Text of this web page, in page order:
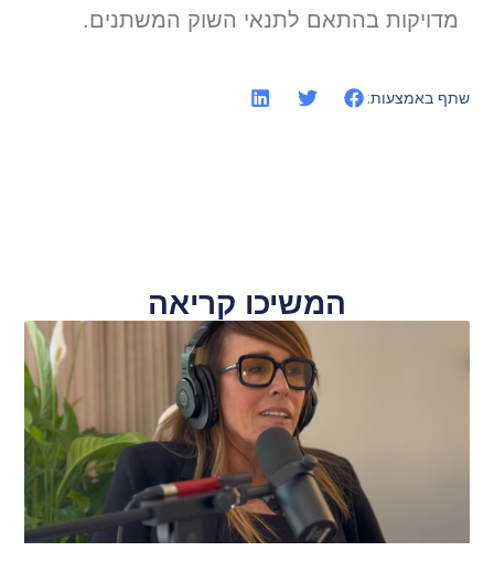
מדויקות בהתאם לתנאי השוק המשתנים.
שתף באמצעות:
המשיכו קריאה